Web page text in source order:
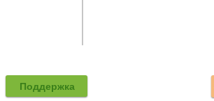
Поддержка